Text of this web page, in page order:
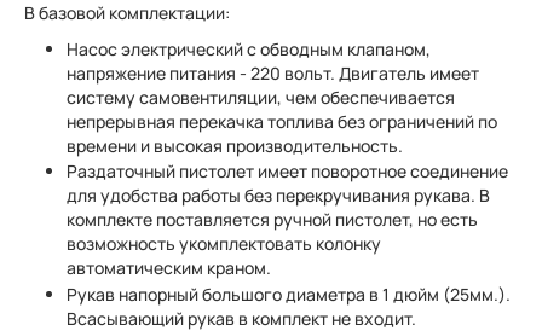
В базовой комплектации:
Насос электрический с обводным клапаном,
напряжение питания - 220 вольт. Двигатель имеет
систему самовентиляции, чем обеспечивается
непрерывная перекачка топлива без ограничений по
времени и высокая производительность.
Раздаточный пистолет имеет поворотное соединение
для удобства работы без перекручивания рукава. В
комплекте поставляется ручной пистолет, но есть
возможность укомплектовать колонку
автоматическим краном.
Рукав напорный большого диаметра в 1 дюйм (25мм.).
Всасывающий рукав в комплект не входит.